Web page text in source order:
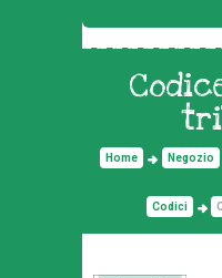
Home Negozio
Codici